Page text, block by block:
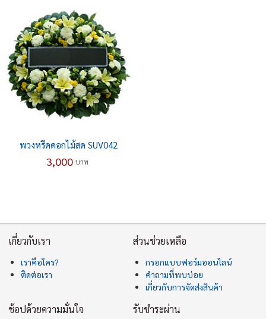
พวงหรีดดอกไม้สด SUV042
3,000 บาท
เกี่ยวกับเรา
เราคือใคร?
ติดต่อเรา
ส่วนช่วยเหลือ
กรอกแบบฟอร์มออนไลน์
คำถามที่พบบ่อย
เกี่ยวกับการจัดส่งสินค้า
ช้อปด้วยความมั่นใจ รับชำระผ่าน